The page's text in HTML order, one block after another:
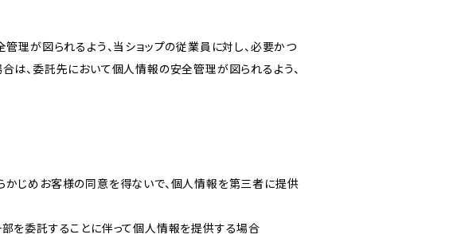
理が図られるよう、当ショップの従業員に対し、必要かつ
は、委託先において個人情報の安全管理が図られるよう、
かじめお客様の同意を得ないで、個人情報を第三者に提供
を委託することに伴って個人情報を提供する場合